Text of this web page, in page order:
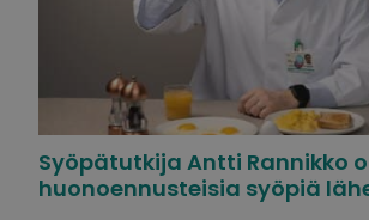
Syöpätutkija Antti Rannikko
huonoennusteisia syöpiä